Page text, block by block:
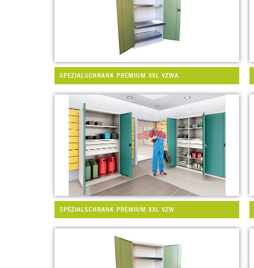
SPEZIALSCHRANK PREMIUM XXL VZWA
SPEZIALSCHRANK PREMIUM XXL VZW